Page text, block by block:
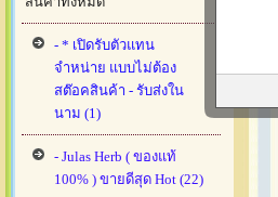
- * เปิดรับตัวแทน
จำหน่าย แบบไม่ต้อง
สต๊อคสินค้า - รับส่งใน
นาม (1)
- Julas Herb ( ของแท้
100% ) ขายดีสุด Hot (22)